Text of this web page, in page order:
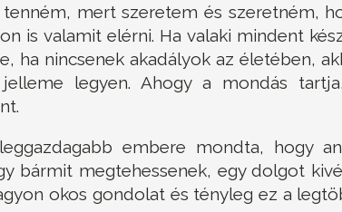
mert szeretem és szeretném,
is valamit elérni. Ha valaki mindent
ha nincsenek akadályok az életében,
legyen. Ahogy a mondás
embere mondta, hogy
bármit megtehessenek, egy dolgot
okos gondolat és tényleg ez a